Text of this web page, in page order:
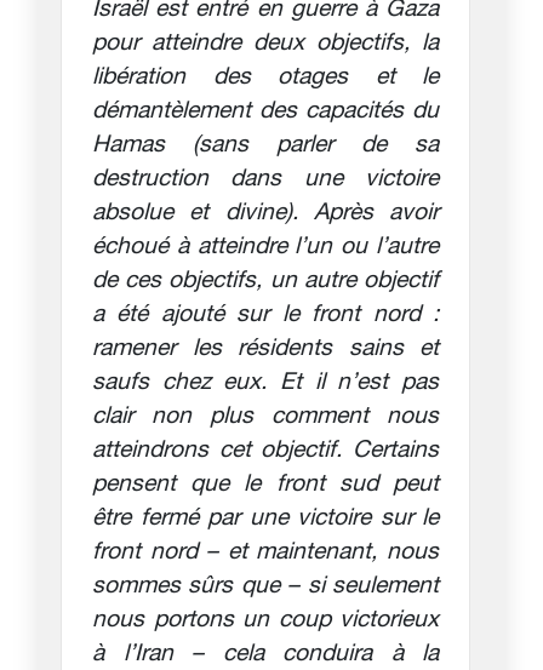
Israël est entré en guerre à Gaza
pour atteindre deux objectifs, la
libération des otages et le
démantèlement des capacités du
Hamas (sans parler de sa
destruction dans une victoire
absolue et divine). Après avoir
échoué à atteindre l’un ou l’autre
de ces objectifs, un autre objectif
a été ajouté sur le front nord :
ramener les résidents sains et
saufs chez eux. Et il n’est pas
clair non plus comment nous
atteindrons cet objectif. Certains
pensent que le front sud peut
être fermé par une victoire sur le
front nord – et maintenant, nous
sommes sûrs que – si seulement
nous portons un coup victorieux
à l’Iran – cela conduira à la